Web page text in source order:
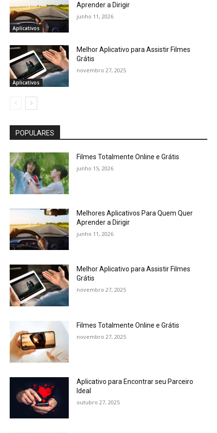
Aplicativos
Aprender a Dirigir
junho 11, 2026
Aplicativos
Melhor Aplicativo para Assistir Filmes
Grátis
novembro 27, 2025
POPULARES
Filmes Totalmente Online e Grátis
junho 15, 2026
Melhores Aplicativos Para Quem Quer
Aprender a Dirigir
junho 11, 2026
Melhor Aplicativo para Assistir Filmes
Grátis
novembro 27, 2025
Filmes Totalmente Online e Grátis
novembro 27, 2025
Aplicativo para Encontrar seu Parceiro
Ideal
outubro 27, 2025